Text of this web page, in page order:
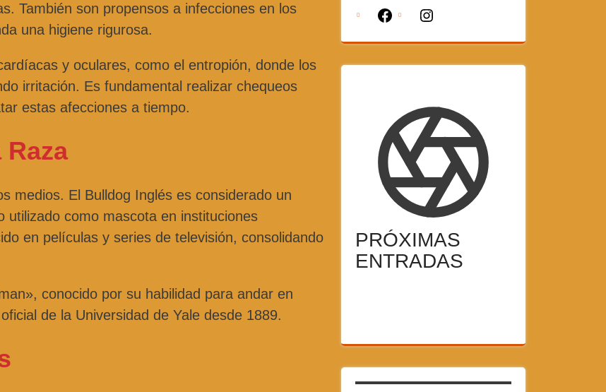
También son propensos a infecciones en los
una higiene rigurosa.
y oculares, como el entropión, donde los
irritación. Es fundamental realizar chequeos
estas afecciones a tiempo.
medios. El Bulldog Inglés es considerado un
como mascota en instituciones
en películas y series de televisión, consolidando
conocido por su habilidad para andar en
de la Universidad de Yale desde 1889.
FacebookInstagram
PRÓXIMAS
ENTRADAS